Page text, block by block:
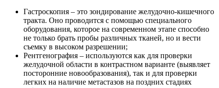
Гастроскопия – это зондирование желудочно-кишечного
тракта. Оно проводится с помощью специального
оборудования, которое на современном этапе способно
не только брать пробы различных тканей, но и вести
съемку в высоком разрешении;
Рентгенография – используются как для проверки
желудочной области в контрастном варианте (выявляет
посторонние новообразования), так и для проверки
легких на наличие метастазов на поздних стадиях